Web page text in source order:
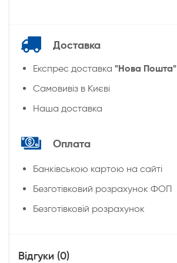
Доставка
Експрес доставка "Нова Пошта"
Cамовивіз в Києві
Наша доставка
Оплата
Банківською картою на сайті
Безготівковий розрахунок ФОП
Безготівковій розрахунок
Відгуки (0)